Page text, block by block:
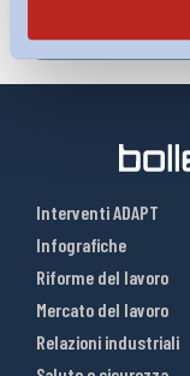
Interventi ADAPT
Infografiche
Riforme del lavoro
Mercato del lavoro
Relazioni industriali